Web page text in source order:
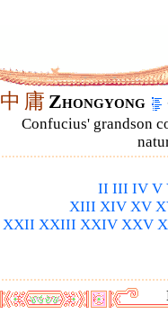
中 庸 Zhongyong
Confucius' grandson
II III IV V
XIII XIV XV
XXII XXIII XXIV XXV